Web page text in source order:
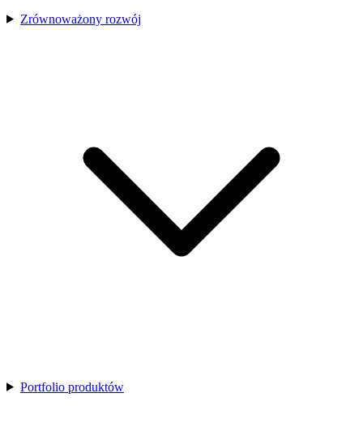
Zrównoważony rozwój
Portfolio produktów